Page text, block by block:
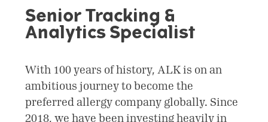
Geschiedenis
Diagnostiek
R&D pijplijn
Werken bij ALK
Vacatures